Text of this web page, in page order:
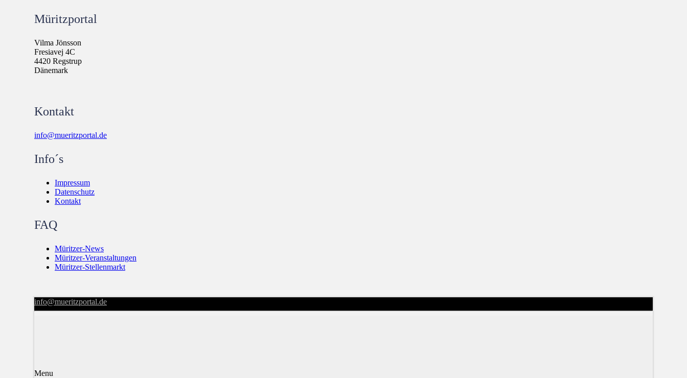
Müritzportal
Vilma Jönsson
Fresiavej 4C
4420 Regstrup
Dänemark
Kontakt
info@mueritzportal.de
Info´s
Impressum
Datenschutz
Kontakt
FAQ
Müritzer-News
Müritzer-Veranstaltungen
Müritzer-Stellenmarkt
info@mueritzportal.de
Menu